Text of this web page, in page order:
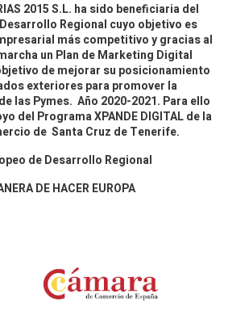
2015 S.L. ha sido beneficiaria del
Regional cuyo objetivo es
más competitivo y gracias al
un Plan de Marketing Digital
de mejorar su posicionamiento
exteriores para promover la
las Pymes. Año 2020-2021. Para ello
del Programa XPANDE DIGITAL de la
de Santa Cruz de Tenerife.
de Desarrollo Regional
DE HACER EUROPA